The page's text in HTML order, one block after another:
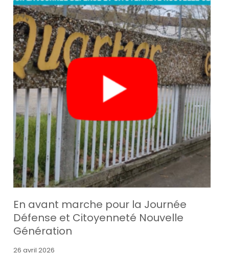
En avant marche pour la Journée
Défense et Citoyenneté Nouvelle
Génération
26 avril 2026